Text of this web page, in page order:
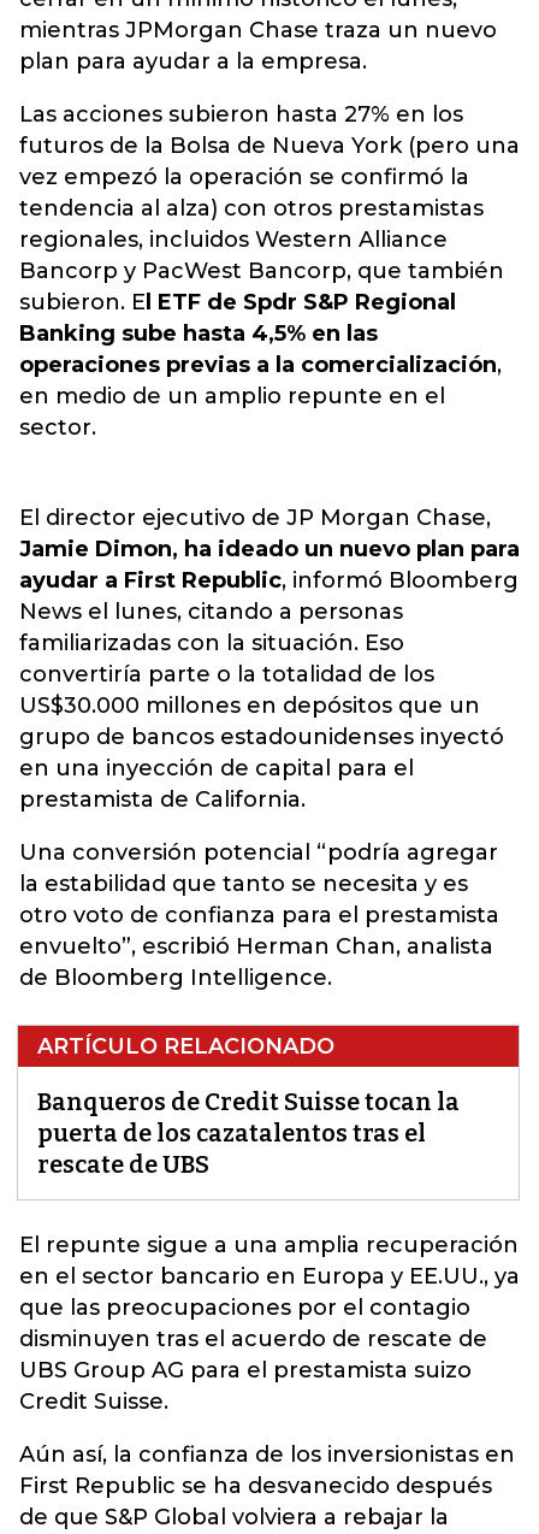
mientras JPMorgan Chase traza un nuevo
plan para ayudar a la empresa.
Las acciones subieron hasta 27% en los
futuros de la Bolsa de Nueva York (pero una
vez empezó la operación se confirmó la
tendencia al alza) con otros prestamistas
regionales, incluidos Western Alliance
Bancorp y PacWest Bancorp, que también
subieron. E l ETF de Spdr S&P Regional
Banking sube hasta 4,5% en las
operaciones previas a la comercialización,
en medio de un amplio repunte en el
sector.
El director ejecutivo de JP Morgan Chase,
Jamie Dimon, ha ideado un nuevo plan para
ayudar a First Republic, informó Bloomberg
News el lunes, citando a personas
familiarizadas con la situación. Eso
convertiría parte o la totalidad de los
US$30.000 millones en depósitos que un
grupo de bancos estadounidenses inyectó
en una inyección de capital para el
prestamista de California.
Una conversión potencial “podría agregar
la estabilidad que tanto se necesita y es
otro voto de confianza para el prestamista
envuelto”, escribió Herman Chan, analista
de Bloomberg Intelligence.
ARTÍCULO RELACIONADO
Banqueros de Credit Suisse tocan la
puerta de los cazatalentos tras el
rescate de UBS
El repunte sigue a una amplia recuperación
en el sector bancario en Europa y EE.UU., ya
que las preocupaciones por el contagio
disminuyen tras el acuerdo de rescate de
UBS Group AG para el prestamista suizo
Credit Suisse.
Aún así, la confianza de los inversionistas en
First Republic se ha desvanecido después
de que S&P Global volviera a rebajar la